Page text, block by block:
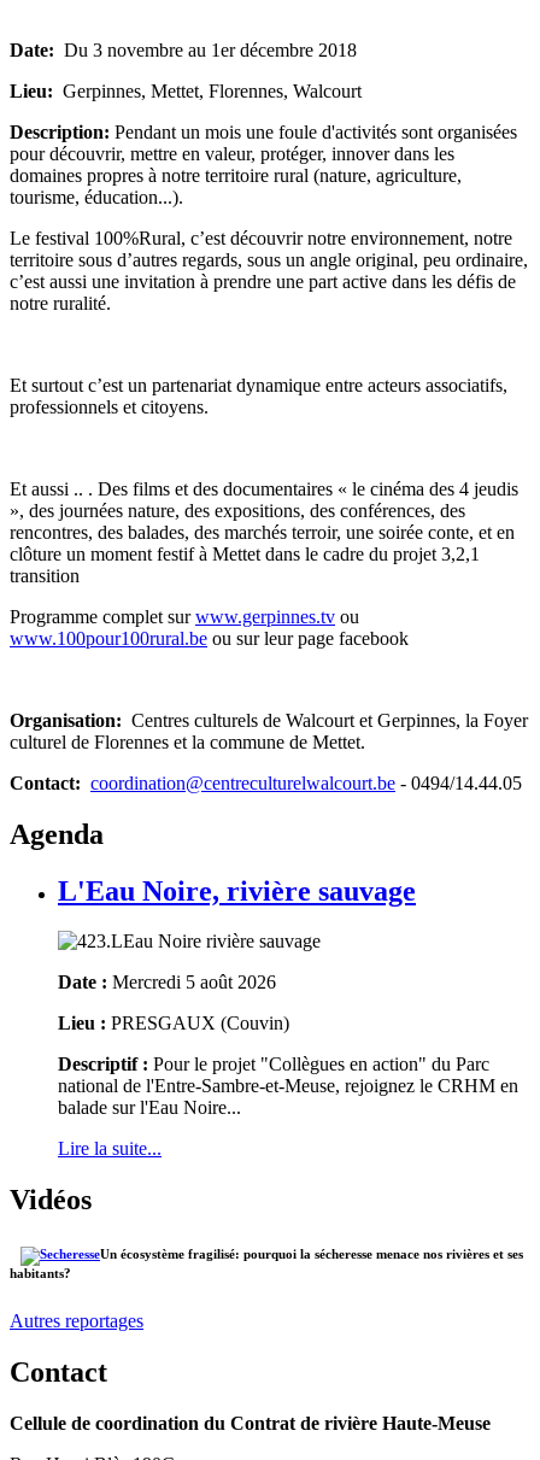
Date: Du 3 novembre au 1er décembre 2018
Lieu: Gerpinnes, Mettet, Florennes, Walcourt
Description: Pendant un mois une foule d'activités sont organisées
pour découvrir, mettre en valeur, protéger, innover dans les
domaines propres à notre territoire rural (nature, agriculture,
tourisme, éducation...).
Le festival 100%Rural, c’est découvrir notre environnement, notre
territoire sous d’autres regards, sous un angle original, peu ordinaire,
c’est aussi une invitation à prendre une part active dans les défis de
notre ruralité.
Et surtout c’est un partenariat dynamique entre acteurs associatifs,
professionnels et citoyens.
Et aussi .. . Des films et des documentaires « le cinéma des 4 jeudis
», des journées nature, des expositions, des conférences, des
rencontres, des balades, des marchés terroir, une soirée conte, et en
clôture un moment festif à Mettet dans le cadre du projet 3,2,1
transition
Programme complet surwww.gerpinnes.tv ou
www.100pour100rural.be ou sur leur page facebook
Organisation: Centres culturels de Walcourt et Gerpinnes, la Foyer
culturel de Florennes et la commune de Mettet.
Contact: coordination@centreculturelwalcourt.be - 0494/14.44.05
Agenda
L'Eau Noire, rivière sauvage
Date : Mercredi 5 août 2026
Lieu : PRESGAUX (Couvin)
Descriptif : Pour le projet "Collègues en action" du Parc
national de l'Entre-Sambre-et-Meuse, rejoignez le CRHM en
balade sur l'Eau Noire...
Lire la suite...
Vidéos
Un écosystème fragilisé: pourquoi la sécheresse menace nos rivières et ses
habitants?
Autres reportages
Contact
Cellule de coordination du Contrat de rivière Haute-Meuse